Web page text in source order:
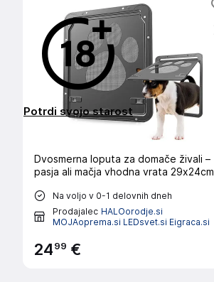
Dvosmerna loputa za domače živali –
pasja ali mačja vhodna vrata 29x24cm
Na voljo v 0-1 delovnih dneh
Prodajalec HALOorodje.si
MOJAoprema.si LEDsvet.si Eigraca.si
2499 €
Potrdi svojo starost